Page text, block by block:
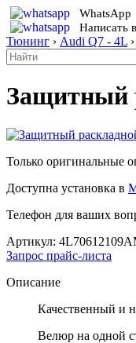
WhatsApp
Написать
Тюнинг › Audi Q7 - 4L ›
Защитный
Только оригинальные
Доступна установка в
Телефон для ваших
Артикул:
Запрос прайс-листа
Описание
Качественный и
Велюр на одной